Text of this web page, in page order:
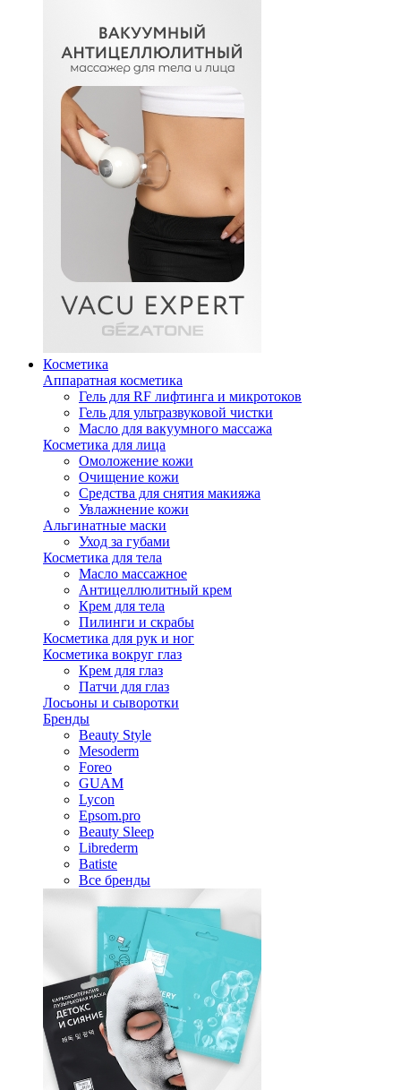
Косметика
Аппаратная косметика
Гель для RF лифтинга и микротоков
Гель для ультразвуковой чистки
Масло для вакуумного массажа
Косметика для лица
Омоложение кожи
Очищение кожи
Средства для снятия макияжа
Увлажнение кожи
Альгинатные маски
Уход за губами
Косметика для тела
Масло массажное
Антицеллюлитный крем
Крем для тела
Пилинги и скрабы
Косметика для рук и ног
Косметика вокруг глаз
Крем для глаз
Патчи для глаз
Лосьоны и сыворотки
Бренды
Beauty Style
Mesoderm
Foreo
GUAM
Lycon
Epsom.pro
Beauty Sleep
Librederm
Batiste
Все бренды